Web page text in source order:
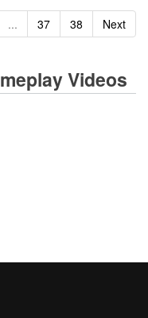
... 37 38 Next
Videos